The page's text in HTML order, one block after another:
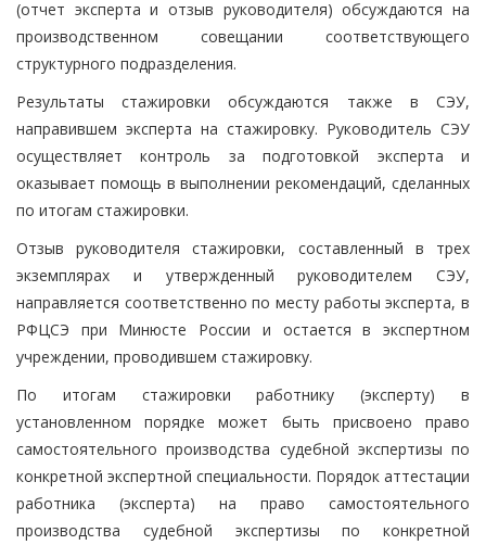
(отчет эксперта и отзыв руководителя) обсуждаются на
производственном совещании соответствующего
структурного подразделения.
Результаты стажировки обсуждаются также в СЭУ,
направившем эксперта на стажировку. Руководитель СЭУ
осуществляет контроль за подготовкой эксперта и
оказывает помощь в выполнении рекомендаций, сделанных
по итогам стажировки.
Отзыв руководителя стажировки, составленный в трех
экземплярах и утвержденный руководителем СЭУ,
направляется соответственно по месту работы эксперта, в
РФЦСЭ при Минюсте России и остается в экспертном
учреждении, проводившем стажировку.
По итогам стажировки работнику (эксперту) в
установленном порядке может быть присвоено право
самостоятельного производства судебной экспертизы по
конкретной экспертной специальности. Порядок аттестации
работника (эксперта) на право самостоятельного
производства судебной экспертизы по конкретной